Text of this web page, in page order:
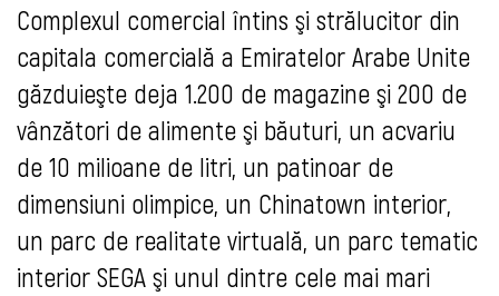
Complexul comercial întins şi strălucitor din
capitala comercială a Emiratelor Arabe Unite
găzduieşte deja 1.200 de magazine şi 200 de
vânzători de alimente şi băuturi, un acvariu
de 10 milioane de litri, un patinoar de
dimensiuni olimpice, un Chinatown interior,
un parc de realitate virtuală, un parc tematic
interior SEGA şi unul dintre cele mai mari